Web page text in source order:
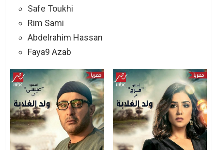
Safe Toukhi
Rim Sami
Abdelrahim Hassan
Faya9 Azab